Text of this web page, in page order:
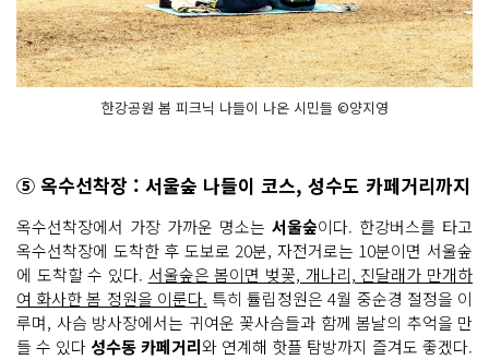
한강공원 봄 피크닉 나들이 나온 시민들 ©양지영
⑤ 옥수선착장 : 서울숲 나들이 코스, 성수도 카페거리까지
옥수선착장에서 가장 가까운 명소는 서울숲이다. 한강버스를 타고
옥수선착장에 도착한 후 도보로 20분, 자전거로는 10분이면 서울숲
에 도착할 수 있다. 서울숲은 봄이면 벚꽃, 개나리, 진달래가 만개하
여 화사한 봄 정원을 이룬다. 특히 튤립정원은 4월 중순경 절정을 이
루며, 사슴 방사장에서는 귀여운 꽃사슴들과 함께 봄날의 추억을 만
들 수 있다 성수동 카페거리와 연계해 핫플 탐방까지 즐겨도 좋겠다.